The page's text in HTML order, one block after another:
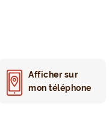
Afficher sur
mon téléphone